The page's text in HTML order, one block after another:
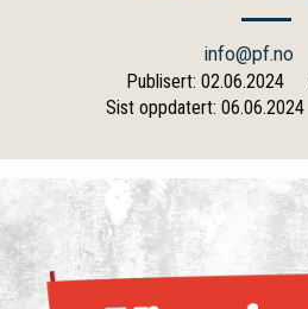
info@pf.no
Publisert: 02.06.2024
Sist oppdatert: 06.06.2024